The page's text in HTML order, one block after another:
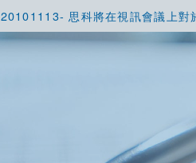
20101113- 思科將在視訊會議上對